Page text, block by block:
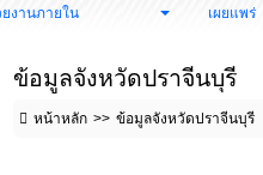
งานภายใน เผยแพร่
ข้อมูลจังหวัดปราจีนบุรี
หน้าหลัก ข้อมูลจังหวัดปราจีนบุรี